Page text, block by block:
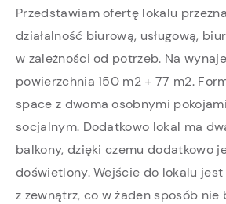
Przedstawiam ofertę lokalu
działalność biurową, usługową,
w zależności od potrzeb. Na
powierzchnia 150 m2 + 77 m2.
space z dwoma osobnymi
socjalnym. Dodatkowo lokal ma
balkony, dzięki czemu dodatkowo
doświetlony. Wejście do lokalu
z zewnątrz, co w żaden sposób nie